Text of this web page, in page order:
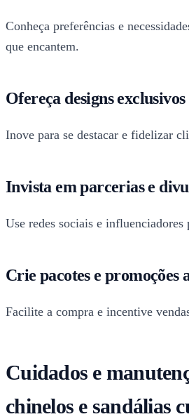
Conheça preferências e
que encantem.
Ofereça designs
Inove para se destacar e fidelizar
Invista em parcerias e
Use redes sociais e influenciadores
Crie pacotes e promoções
Facilite a compra e incentive
Cuidados e
chinelos e sandálias